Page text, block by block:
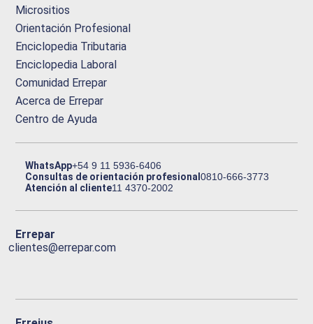
Micrositios
Orientación Profesional
Enciclopedia Tributaria
Enciclopedia Laboral
Comunidad Errepar
Acerca de Errepar
Centro de Ayuda
WhatsApp+54 9 11 5936-6406
Consultas de orientación profesional0810-666-3773
Atención al cliente11 4370-2002
Errepar
clientes@errepar.com